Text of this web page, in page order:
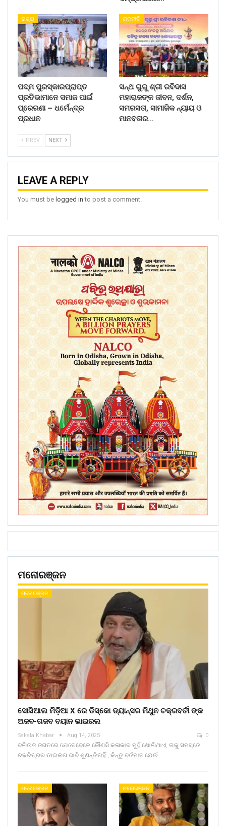
ରାଜ୍ୟ
ପଦ୍ମ ପୁରସ୍କାରପ୍ରାପ୍ତ
ପ୍ରତିଭାମାନେ ସମାଜ ପାଇଁ
ପ୍ରେରଣା – ଧର୍ମେନ୍ଦ୍ର
ପ୍ରଧାନ
ରାଜନୀତି
ସନ୍ଥ ଗୁରୁ ଶ୍ରୀ ରବିଦାସ
ମହାରାଜଙ୍କ ଜୀବନ, ଦର୍ଶନ,
ସମରସତା, ସାମାଜିକ ନ୍ୟାୟ ଓ
ମାନବତାର…
PREV NEXT
LEAVE A REPLY
You must be logged in to post a comment.
ମନୋରଞ୍ଜନ
ମନୋରଞ୍ଜନ
ସୋସିଆଲ ମିଡ଼ିଆ X ରେ ଡିସ୍କୋ ଡ୍ୟାନ୍ସର ମିଥୁନ ଚକ୍ରବର୍ତୀ ଙ୍କ
ଅଜବ-ଗଜବ ବୟାନ ଭାଇରଲ
Sakala Khabar Aug 14, 2025 0
ବଲିଉଡ ଜଗତରେ ଯେତେବେଳେ କୌଣସି କଳାକାର ମୁହଁ ଖୋଲିଥାଏ, ତାକୁ ସମସ୍ତେ
ଚଳଚିତ୍ରର ଡାଇଲଗ ଭାବି ଶୁଣନ୍ତିନାହିଁ , କିନ୍ତୁ ବର୍ତମାନ ଯେଉଁ…
ମନୋରଞ୍ଜନ ମନୋରଞ୍ଜନ